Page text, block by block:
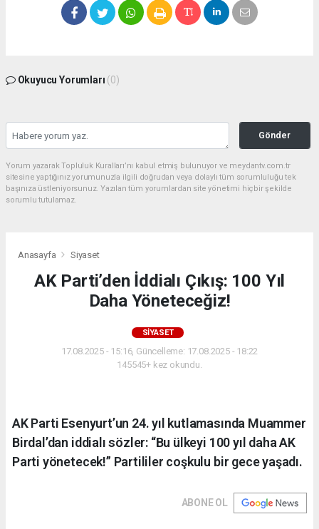
Okuyucu Yorumları (0)
Gönder
Yorum yazarak Topluluk Kuralları’nı kabul etmiş bulunuyor ve meydantv.com.tr
sitesine yaptığınız yorumunuzla ilgili doğrudan veya dolaylı tüm sorumluluğu tek
başınıza üstleniyorsunuz. Yazılan tüm yorumlardan site yönetimi hiçbir şekilde
sorumlu tutulamaz.
Anasayfa Siyaset
AK Parti’den İddialı Çıkış: 100 Yıl
Daha Yöneteceğiz!
SIYASET
17.08.2025 - 15:16, Güncelleme: 17.08.2025 - 18:22
145545+ kez okundu.
AK Parti Esenyurt’un 24. yıl kutlamasında Muammer
Birdal’dan iddialı sözler: “Bu ülkeyi 100 yıl daha AK
Parti yönetecek!” Partililer coşkulu bir gece yaşadı.
ABONE OL